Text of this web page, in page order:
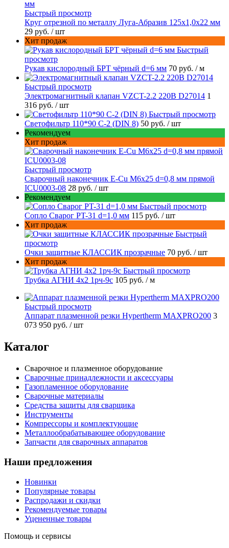
Быстрый просмотр
Круг отрезной по металлу Луга-Абразив 125x1,0x22 мм
29 руб. / шт
Хит продаж
Быстрый
просмотр
Рукав кислородный БРТ чёрный d=6 мм 70 руб. / м
Быстрый просмотр
Электромагнитный клапан VZCT-2.2 220В D27014 1
316 руб. / шт
Быстрый просмотр
Светофильтр 110*90 С-2 (DIN 8) 50 руб. / шт
Рекомендуем
Хит продаж
Быстрый просмотр
Сварочный наконечник E-Cu M6x25 d=0,8 мм прямой
ICU0003-08 28 руб. / шт
Рекомендуем
Быстрый просмотр
Сопло Сварог PT-31 d=1,0 мм 115 руб. / шт
Хит продаж
Быстрый
просмотр
Очки защитные КЛАССИК прозрачные 70 руб. / шт
Хит продаж
Быстрый просмотр
Трубка АГНИ 4х2 1рч-9с 105 руб. / м
Быстрый просмотр
Аппарат плазменной резки Hypertherm MAXPRO200 3
073 950 руб. / шт
Каталог
Сварочное и плазменное оборудование
Сварочные принадлежности и аксессуары
Газопламенное оборудование
Сварочные материалы
Средства защиты для сварщика
Инструменты
Компрессоры и комплектующие
Металлообрабатывающее оборудование
Запчасти для сварочных аппаратов
Наши предложения
Новинки
Популярные товары
Распродажи и скидки
Рекомендуемые товары
Уцененные товары
Помощь и сервисы